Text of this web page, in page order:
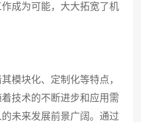
成为可能，大大拓宽了机
模块化、定制化等特点，
技术的不断进步和应用需
未来发展前景广阔。通过